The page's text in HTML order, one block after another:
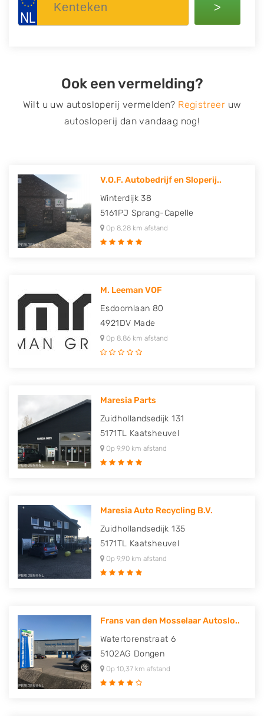
>
Ook een vermelding?
Wilt u uw autosloperij vermelden? Registreer uw
autosloperij dan vandaag nog!
V.O.F. Autobedrijf en Sloperij..
Winterdijk 38
5161PJ Sprang-Capelle
Op 8,28 km afstand
M. Leeman VOF
Esdoornlaan 80
4921DV Made
Op 8,86 km afstand
Maresia Parts
Zuidhollandsedijk 131
5171TL Kaatsheuvel
Op 9,90 km afstand
Maresia Auto Recycling B.V.
Zuidhollandsedijk 135
5171TL Kaatsheuvel
Op 9,90 km afstand
Frans van den Mosselaar Autoslo..
Watertorenstraat 6
5102AG Dongen
Op 10,37 km afstand